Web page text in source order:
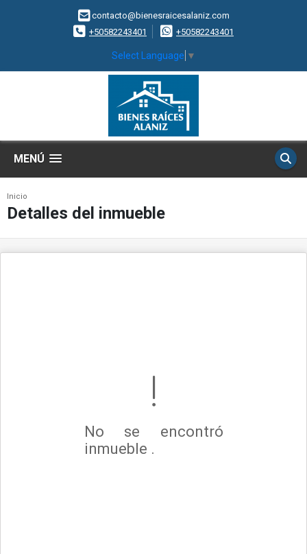
contacto@bienesraicesalaniz.com
+50582243401
+50582243401
Select Language ▼
MENÚ
Inicio
Detalles del inmueble
No se encontró
inmueble .